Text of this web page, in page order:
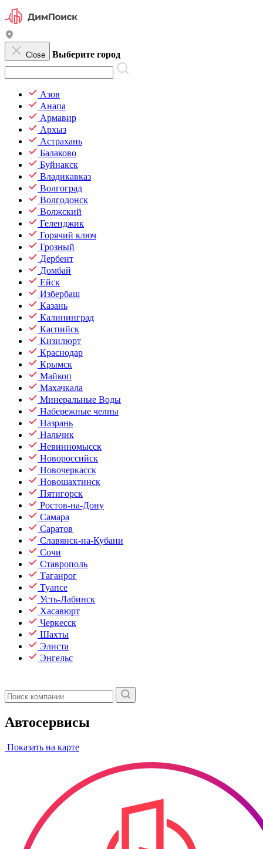
Close Выберите город
Азов
Анапа
Армавир
Архыз
Астрахань
Балаково
Буйнакск
Владикавказ
Волгоград
Волгодонск
Волжский
Геленджик
Горячий ключ
Грозный
Дербент
Домбай
Ейск
Избербаш
Казань
Калининград
Каспийск
Кизилюрт
Краснодар
Крымск
Майкоп
Махачкала
Минеральные Воды
Набережные челны
Назрань
Нальчик
Невинномысск
Новороссийск
Новочеркасск
Новошахтинск
Пятигорск
Ростов-на-Дону
Самара
Саратов
Славянск-на-Кубани
Сочи
Ставрополь
Таганрог
Туапсе
Усть-Лабинск
Хасавюрт
Черкесск
Шахты
Элиста
Энгельс
Автосервисы
Показать на карте